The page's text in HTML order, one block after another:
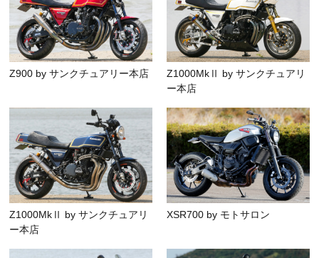
Z900 by サンクチュアリー本店
Z1000MkⅡ by サンクチュアリ
ー本店
Z1000MkⅡ by サンクチュアリ
ー本店
XSR700 by モトサロン